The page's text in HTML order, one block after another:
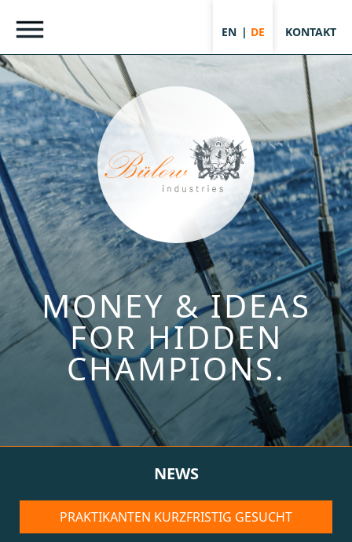
content
EN DE KONTAKT
MONEY & IDEAS
FOR HIDDEN
CHAMPIONS.
NEWS
PRAKTIKANTEN KURZFRISTIG GESUCHT